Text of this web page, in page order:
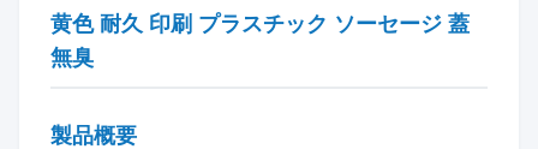
黄色 耐久 印刷 プラスチック ソーセージ 蓋
無臭
製品概要